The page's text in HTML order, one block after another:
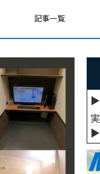
記事一覧
▶︎
▶︎